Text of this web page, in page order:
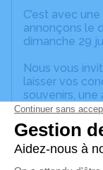
C’est avec
annonçons le
dimanche 29
Nous vous
laisser vos
souvenirs,
à travers des
est un lieu
mémoire de
Un service